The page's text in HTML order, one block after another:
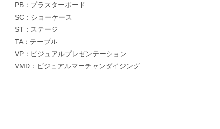
PB：プラスターボード
SC：ショーケース
ST：ステージ
TA：テーブル
VP：ビジュアルプレゼンテーション
VMD：ビジュアルマーチャンダイジング